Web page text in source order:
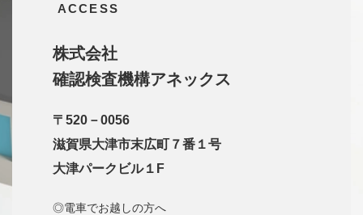
ACCESS
株式会社
確認検査機構アネックス
〒520－0056
滋賀県大津市末広町７番１号
大津パークビル１F
◎電車でお越しの方へ